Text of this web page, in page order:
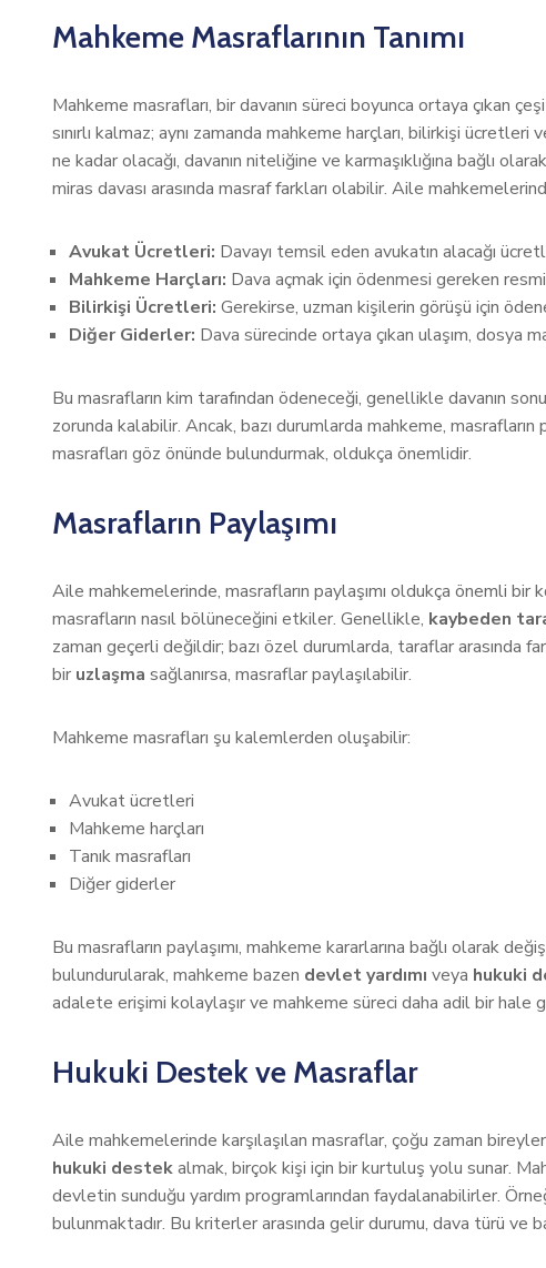
Mahkeme Masraflarının Tanımı
Mahkeme masrafları, bir davanın süreci boyunca ortaya çıkan
sınırlı kalmaz; aynı zamanda mahkeme harçları, bilirkişi
ne kadar olacağı, davanın niteliğine ve karmaşıklığına bağlı
miras davası arasında masraf farkları olabilir. Aile
Avukat Ücretleri: Davayı temsil eden avukatın alacağı
Mahkeme Harçları: Dava açmak için ödenmesi gereken
Bilirkişi Ücretleri: Gerekirse, uzman kişilerin görüşü için
Diğer Giderler: Dava sürecinde ortaya çıkan ulaşım, dosya
Bu masrafların kim tarafından ödeneceği, genellikle davanın
zorunda kalabilir. Ancak, bazı durumlarda mahkeme,
masrafları göz önünde bulundurmak, oldukça önemlidir.
Masrafların Paylaşımı
Aile mahkemelerinde, masrafların paylaşımı oldukça önemli bir
masrafların nasıl bölüneceğini etkiler. Genellikle, kaybeden
zaman geçerli değildir; bazı özel durumlarda, taraflar arasında
bir uzlaşma sağlanırsa, masraflar paylaşılabilir.
Mahkeme masrafları şu kalemlerden oluşabilir:
Avukat ücretleri
Mahkeme harçları
Tanık masrafları
Diğer giderler
Bu masrafların paylaşımı, mahkeme kararlarına bağlı olarak
bulundurularak, mahkeme bazen devlet yardımı veya hukuki
adalete erişimi kolaylaşır ve mahkeme süreci daha adil bir hale
Hukuki Destek ve Masraflar
Aile mahkemelerinde karşılaşılan masraflar, çoğu zaman
hukuki destekalmak, birçok kişi için bir kurtuluş yolu sunar.
devletin sunduğu yardım programlarından faydalanabilirler.
bulunmaktadır. Bu kriterler arasında gelir durumu, dava türü ve